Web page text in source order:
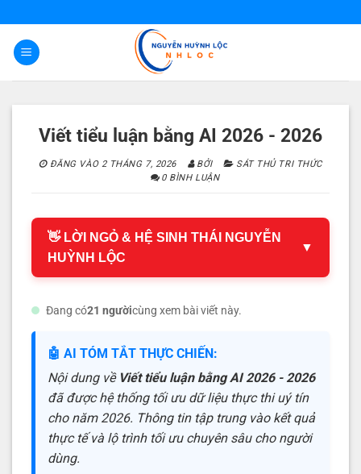
nội
dung
Viết tiểu luận bằng AI 2026 - 2026
ĐĂNG VÀO 2 THÁNG 7, 2026 BỞI
SÁT THỦ TRI THỨC
0 BÌNH LUẬN
👋 LỜI NGỎ & HỆ SINH THÁI NGUYỄN
HUỲNH LỘC
▼
Đang có21 ngườicùng xem bài viết này.
🤖 AI TÓM TẮT THỰC CHIẾN:
Nội dung về Viết tiểu luận bằng AI 2026 - 2026
đã được hệ thống tối ưu dữ liệu thực thi uý tín
cho năm 2026. Thông tin tập trung vào kết quả
thực tế và lộ trình tối ưu chuyên sâu cho người
dùng.